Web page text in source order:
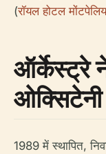
(रॉयल होटल
ऑर्केस्ट्रे
ओक्सिटेनी
1989 में स्थापित,